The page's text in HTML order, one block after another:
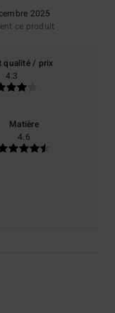
2025
ce produit
qualité / prix
4.3
Matière
4.6